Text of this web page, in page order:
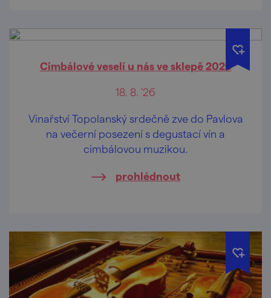
Cimbálové veselí u nás ve sklepě 2026
18. 8. '26
Vinařství Topolanský srdečně zve do Pavlova
na večerní posezení s degustací vín a
cimbálovou muzikou.
prohlédnout